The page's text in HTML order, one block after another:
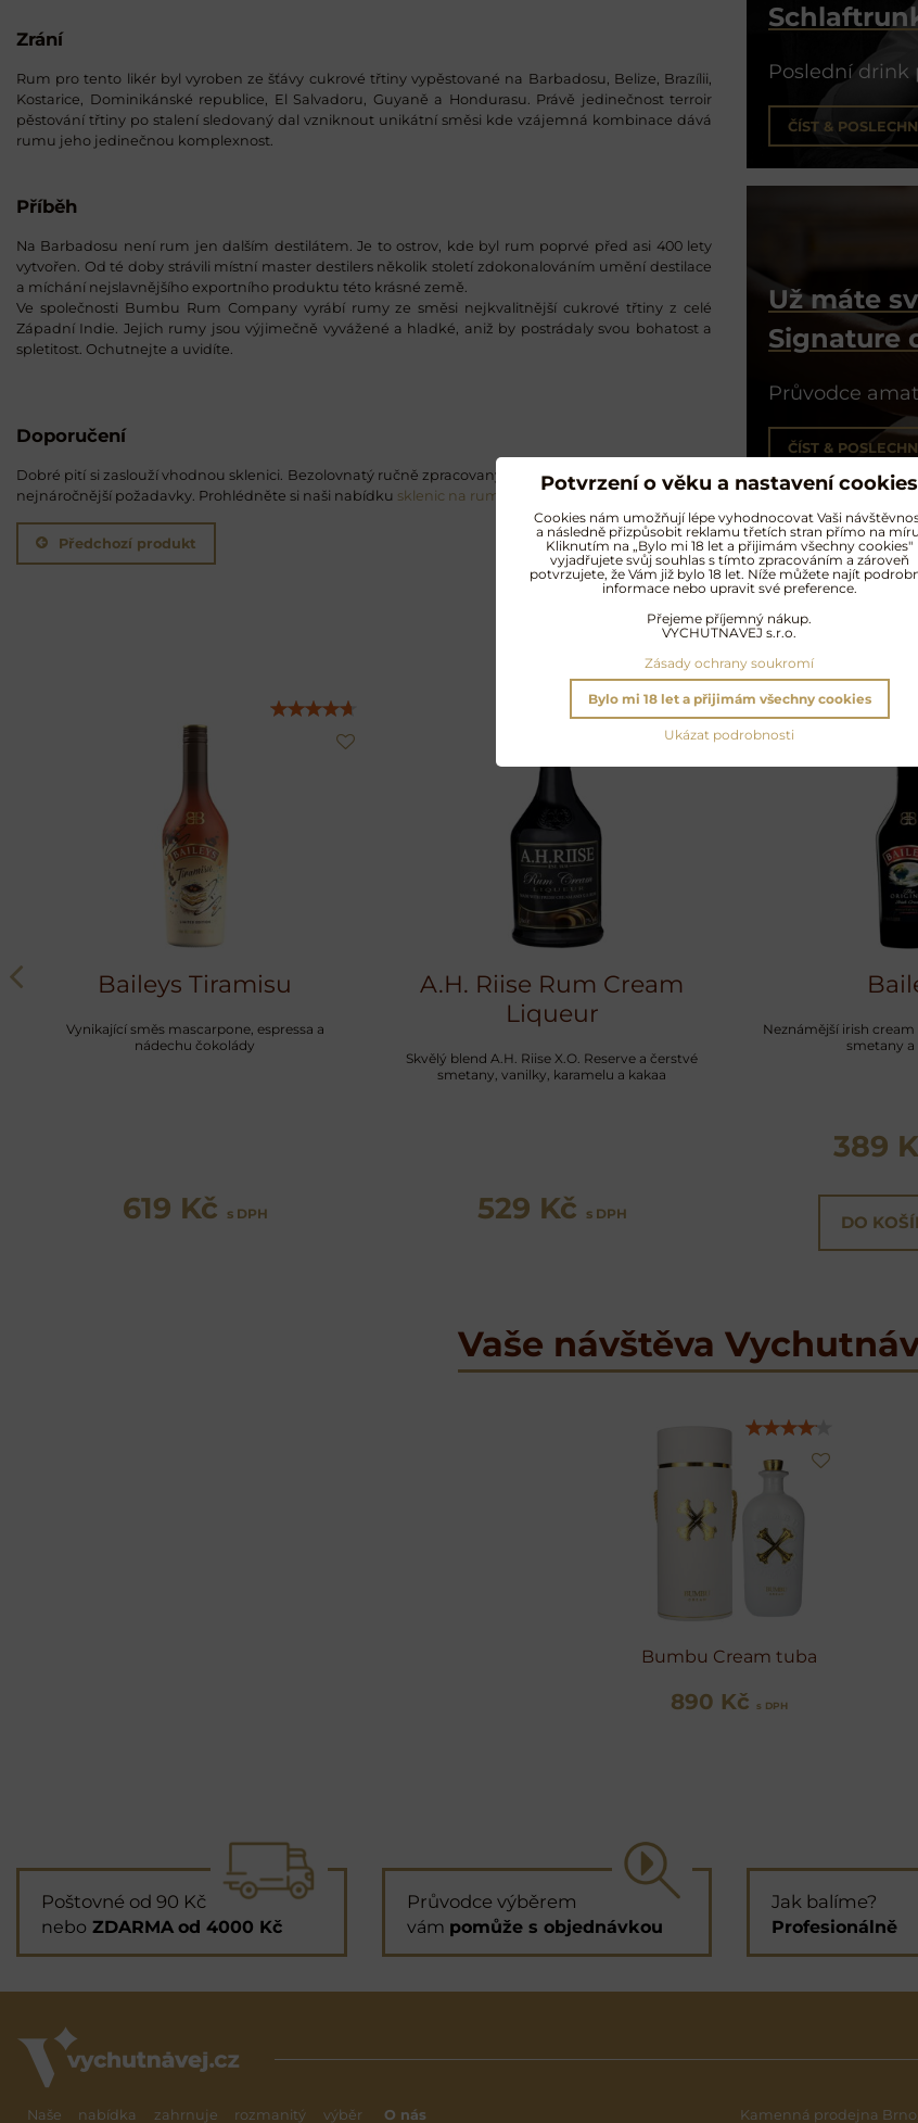
Zrání
Rum pro tento likér byl vyroben ze šťávy cukrové třtiny vypěstované na Barbadosu, Belize, Brazílii,
Kostarice, Dominikánské republice, El Salvadoru, Guyaně a Hondurasu. Právě jedinečnost terroir
pěstování třtiny po stalení sledovaný dal vzniknout unikátní směsi kde vzájemná kombinace dává
rumu jeho jedinečnou komplexnost.
Příběh
Na Barbadosu není rum jen dalším destilátem. Je to ostrov, kde byl rum poprvé před asi 400 lety
vytvořen. Od té doby strávili místní master destilers několik století zdokonalováním umění destilace
a míchání nejslavnějšího exportního produktu této krásné země.
Ve společnosti Bumbu Rum Company vyrábí rumy ze směsi nejkvalitnější cukrové třtiny z celé
Západní Indie. Jejich rumy jsou výjimečně vyvážené a hladké, aniž by postrádaly svou bohatost a
spletitost. Ochutnejte a uvidíte.
Doporučení
Dobré pití si zaslouží vhodnou sklenici. Bezolovnatý ručně zpracovaný křišťál od Moseru uspokojí i ty
nejnáročnější požadavky. Prohlédněte si naši nabídku sklenic na rum
Poslední drink
ČÍST &
Už máte
Signature
Průvodce
ČÍST &
Předchozí produkt
Další oblíbené
Baileys Tiramisu
Vynikající směs mascarpone, espressa a
nádechu čokolády
619 Kč s DPH
A.H. Riise Rum Cream
Liqueur
Skvělý blend A.H. Riise X.O. Reserve a čerstvé
smetany, vanilky, karamelu a kakaa
529 Kč s DPH
Neznámější irish
smetany a
389
DO
Vaše návštěva
Bumbu Cream tuba
890 Kč s DPH
Poštovné od 90 Kč
nebo ZDARMA od 4000 Kč
Průvodce výběrem
vám pomůže s objednávkou
Jak balíme?
Profesionálně
Naše nabídka zahrnuje rozmanitý výběr O nás Kamenná prodejna
Potvrzení o věku a nastavení cookies
Cookies nám umožňují lépe vyhodnocovat Vaši
a následně přizpůsobit reklamu třetích stran přímo na
Kliknutím na „Bylo mi 18 let a přijimám všechny cookies"
vyjadřujete svůj souhlas s tímto zpracováním a zároveň
potvrzujete, že Vám již bylo 18 let. Níže můžete najít
informace nebo upravit své preference.
Přejeme příjemný nákup.
VYCHUTNAVEJ s.r.o.
Zásady ochrany soukromí
Ukázat podrobnosti
Bylo mi 18 let a přijimám všechny cookies